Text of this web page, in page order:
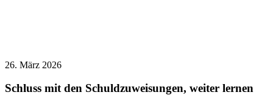
26. März 2026
Schluss mit den Schuldzuweisungen, weiter lernen